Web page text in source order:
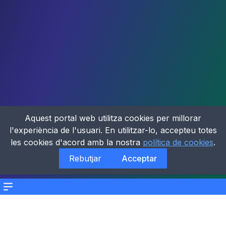
Menu
Aquest portal web utilitza cookies per millorar
l'experiència de l'usuari. En utilitzar-lo, accepteu totes
les cookies d'acord amb la nostra política de cookies.
Rebutjar
Acceptar